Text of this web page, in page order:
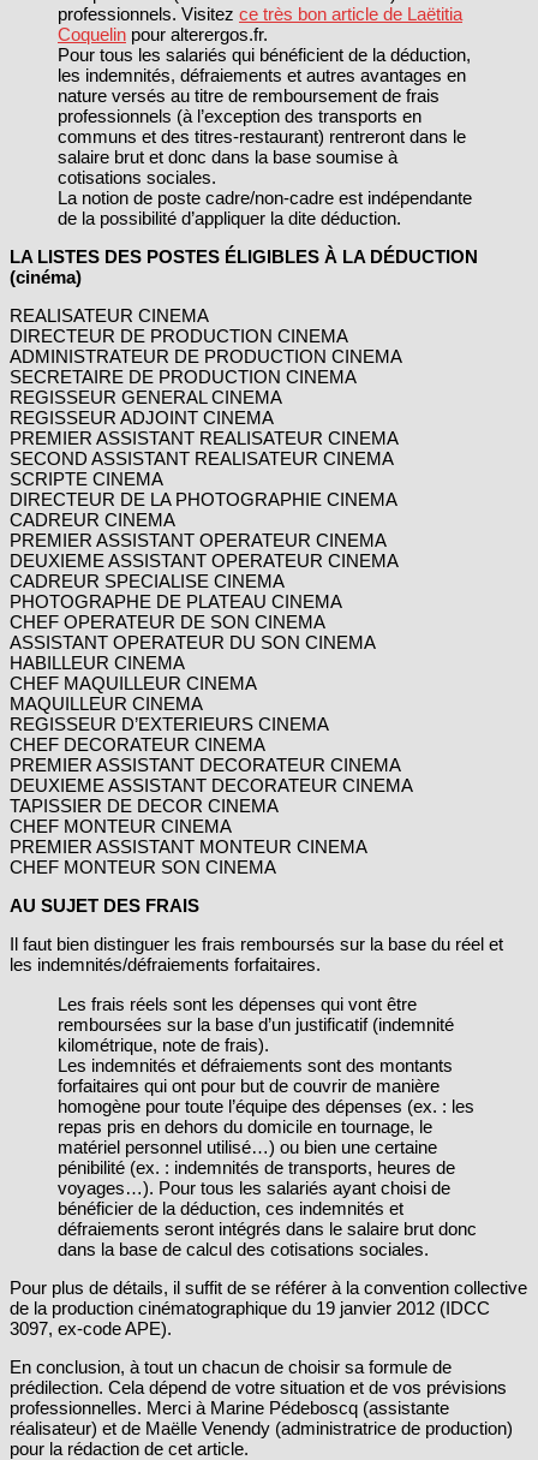
professionnels. Visitez ce très bon article de Laëtitia
Coquelin pour alterergos.fr.
Pour tous les salariés qui bénéficient de la déduction,
les indemnités, défraiements et autres avantages en
nature versés au titre de remboursement de frais
professionnels (à l’exception des transports en
communs et des titres-restaurant) rentreront dans le
salaire brut et donc dans la base soumise à
cotisations sociales.
La notion de poste cadre/non-cadre est indépendante
de la possibilité d’appliquer la dite déduction.
LA LISTES DES POSTES ÉLIGIBLES À LA DÉDUCTION
(cinéma)
REALISATEUR CINEMA
DIRECTEUR DE PRODUCTION CINEMA
ADMINISTRATEUR DE PRODUCTION CINEMA
SECRETAIRE DE PRODUCTION CINEMA
REGISSEUR GENERAL CINEMA
REGISSEUR ADJOINT CINEMA
PREMIER ASSISTANT REALISATEUR CINEMA
SECOND ASSISTANT REALISATEUR CINEMA
SCRIPTE CINEMA
DIRECTEUR DE LA PHOTOGRAPHIE CINEMA
CADREUR CINEMA
PREMIER ASSISTANT OPERATEUR CINEMA
DEUXIEME ASSISTANT OPERATEUR CINEMA
CADREUR SPECIALISE CINEMA
PHOTOGRAPHE DE PLATEAU CINEMA
CHEF OPERATEUR DE SON CINEMA
ASSISTANT OPERATEUR DU SON CINEMA
HABILLEUR CINEMA
CHEF MAQUILLEUR CINEMA
MAQUILLEUR CINEMA
REGISSEUR D’EXTERIEURS CINEMA
CHEF DECORATEUR CINEMA
PREMIER ASSISTANT DECORATEUR CINEMA
DEUXIEME ASSISTANT DECORATEUR CINEMA
TAPISSIER DE DECOR CINEMA
CHEF MONTEUR CINEMA
PREMIER ASSISTANT MONTEUR CINEMA
CHEF MONTEUR SON CINEMA
AU SUJET DES FRAIS
Il faut bien distinguer les frais remboursés sur la base du réel et
les indemnités/défraiements forfaitaires.
Les frais réels sont les dépenses qui vont être
remboursées sur la base d’un justificatif (indemnité
kilométrique, note de frais).
Les indemnités et défraiements sont des montants
forfaitaires qui ont pour but de couvrir de manière
homogène pour toute l’équipe des dépenses (ex. : les
repas pris en dehors du domicile en tournage, le
matériel personnel utilisé…) ou bien une certaine
pénibilité (ex. : indemnités de transports, heures de
voyages…). Pour tous les salariés ayant choisi de
bénéficier de la déduction, ces indemnités et
défraiements seront intégrés dans le salaire brut donc
dans la base de calcul des cotisations sociales.
Pour plus de détails, il suffit de se référer à la convention collective
de la production cinématographique du 19 janvier 2012 (IDCC
3097, ex-code APE).
En conclusion, à tout un chacun de choisir sa formule de
prédilection. Cela dépend de votre situation et de vos prévisions
professionnelles. Merci à Marine Pédeboscq (assistante
réalisateur) et de Maëlle Venendy (administratrice de production)
pour la rédaction de cet article.